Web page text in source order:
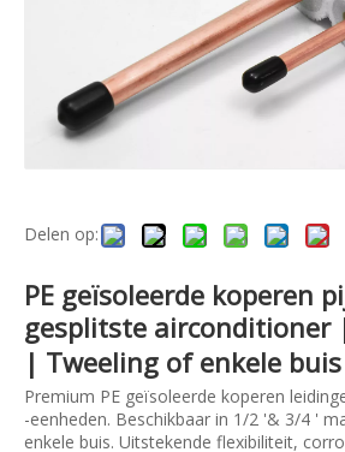
Delen op:
PE geïsoleerde koperen
gesplitste airconditioner
| Tweeling of enkele buis
Premium PE geïsoleerde koperen
-eenheden. Beschikbaar in 1/2 '& 3/4 '
enkele buis. Uitstekende flexibiliteit,